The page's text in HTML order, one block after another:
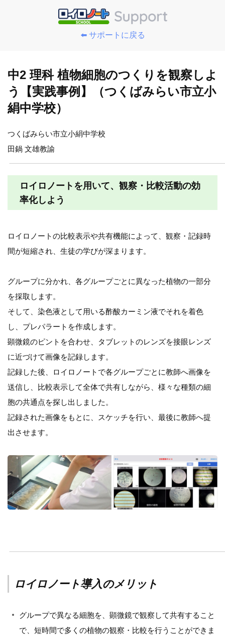
⬅️ サポートに戻る
中2 理科 植物細胞のつくりを観察しよ
う【実践事例】（つくばみらい市立小
絹中学校）
つくばみらい市立小絹中学校
田鍋 文雄教諭
ロイロノートを用いて、観察・比較活動の効
率化しよう
ロイロノートの比較表示や共有機能によって、観察・記録時
間が短縮され、生徒の学びが深まります。
グループに分かれ、各グループごとに異なった植物の一部分
を採取します。
そして、染色液として用いる酢酸カーミン液でそれを着色
し、プレパラートを作成します。
顕微鏡のピントを合わせ、タブレットのレンズを接眼レンズ
に近づけて画像を記録します。
記録した後、ロイロノートで各グループごとに教師へ画像を
送信し、比較表示して全体で共有しながら、様々な種類の細
胞の共通点を探し出しました。
記録された画像をもとに、スケッチを行い、最後に教師へ提
出させます。
ロイロノート導入のメリット
グループで異なる細胞を、顕微鏡で観察して共有すること
で、短時間で多くの植物の観察・比較を行うことができま